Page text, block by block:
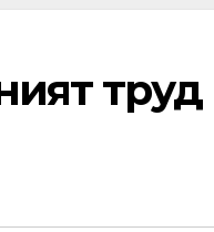
труд